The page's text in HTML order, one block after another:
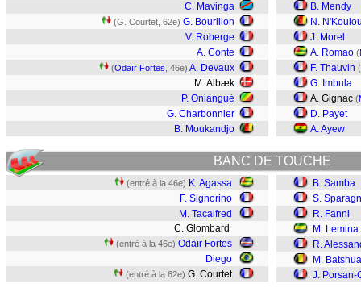
C. Mavinga
(G. Courtet, 62e) G. Bourillon
V. Roberge
A. Conte
(Odaïr Fortes , 46e) A. Devaux
M. Albæk
P. Oniangué
G. Charbonnier
B. Moukandjo
B. Mendy
N.
J. Morel
A. Romao (
F. Thauvin (
G. Imbula
A. Gignac (
D. Payet
A. Ayew
BANC DE TOUCHE
(entré à la 46e) K. Agassa
F. Signorino
M. Tacalfred
C. Glombard
(entré à la 46e) Odaïr Fortes
Diego
(entré à la 62e) G. Courtet
B. Samba
S.
R. Fanni
M. Lemina
R.
M.
J. Porsan-